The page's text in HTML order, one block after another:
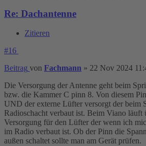
Re: Dachantenne
Zitieren
#16
Beitrag von Fachmann » 22 Nov 2024
Die Versorgung der Antenne geht beim
bzw. die Kammer C pinn 8. Von diesem
UND der externe Lüfter versorgt der beim
Radioschacht verbaut ist. Beim Viano läuft
Versorgung für den Lüfter der wenn ich
im Radio verbaut ist. Ob der Pinn die
außen schaltet sollte man am Gerät prüfen.